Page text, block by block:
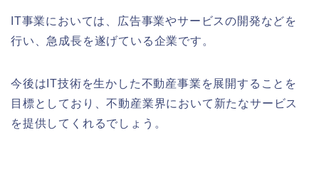
IT事業においては、広告事業やサービスの開発などを
行い、急成長を遂げている企業です。
今後はIT技術を生かした不動産事業を展開することを
目標としており、不動産業界において新たなサービス
を提供してくれるでしょう。